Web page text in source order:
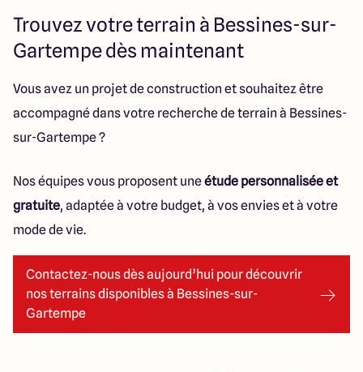
Trouvez votre terrain à Bessines-sur-
Gartempe dès maintenant
Vous avez un projet de construction et souhaitez être
accompagné dans votre recherche de terrain à Bessines-
sur-Gartempe ?
Nos équipes vous proposent uneétude personnalisée et
gratuite, adaptée à votre budget, à vos envies et à votre
mode de vie.
Contactez-nous dès aujourd’hui pour découvrir
nos terrains disponibles à Bessines-sur-
Gartempe